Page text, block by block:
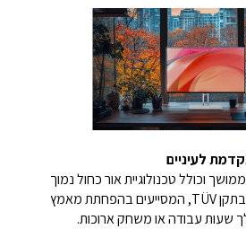
לעיניים
וכולל טכנולוגיית אור כחול נמוך
וביצועים ללא הבהוב בתקן TÜV, המסייעים בהפחתת מאמץ
שעות עבודה או משחק ארוכות.